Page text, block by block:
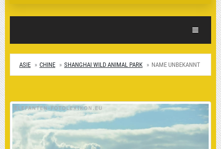
Toggle
ASIE CHINE SHANGHAI WILD ANIMAL PARK NAME UNBEKANNT